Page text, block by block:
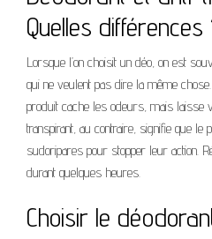
Quelles différences
Lorsque l’on choisit un déo, on est
qui ne veulent pas dire la même
produit cache les odeurs, mais laisse
transpirant, au contraire, signifie que
sudoripares pour stopper leur action.
durant quelques heures.
Choisir le